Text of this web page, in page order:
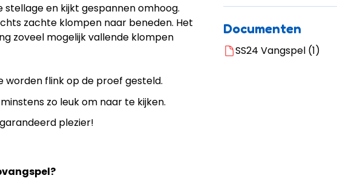
en kijkt gespannen omhoog.
zachte klompen naar beneden. Het
zoveel mogelijk vallende klompen
flink op de proef gesteld.
zo leuk om naar te kijken.
plezier!
Documenten
SS24 Vangspel (1)